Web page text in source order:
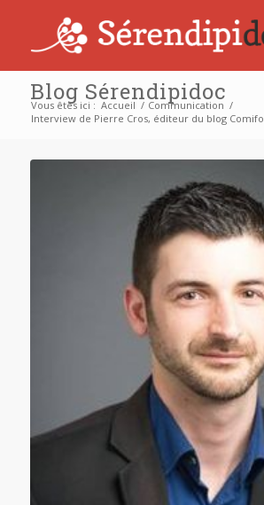
Blog Sérendipidoc
Vous êtes ici : Accueil / Communication /
Interview de Pierre Cros, éditeur du blog Comifo